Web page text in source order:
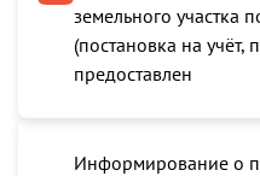
земельного участка
(постановка на учёт,
предоставлен
Информирование о